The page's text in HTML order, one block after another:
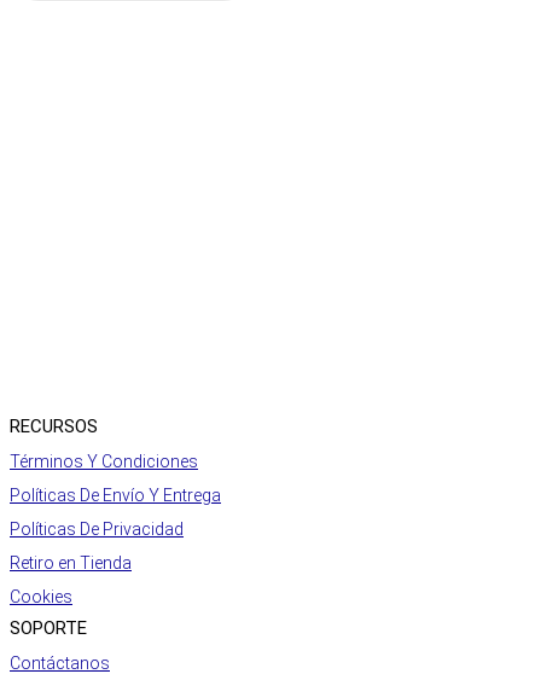
RECURSOS
Términos Y Condiciones
Políticas De Envío Y Entrega
Políticas De Privacidad
Retiro en Tienda
Cookies
SOPORTE
Contáctanos